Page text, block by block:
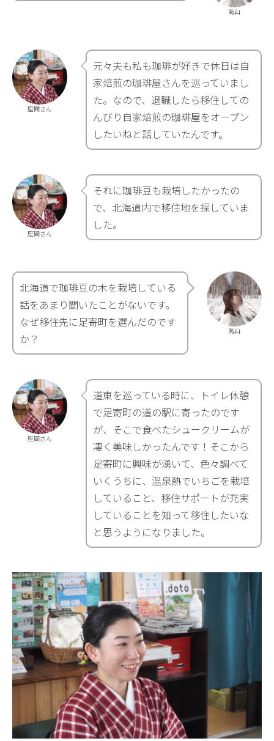
高山
座間さん
元々夫も私も珈琲が好きで休日は自
家焙煎の珈琲屋さんを巡っていまし
た。なので、退職したら移住しての
んびり自家焙煎の珈琲屋をオープン
したいねと話していたんです。
座間さん
それに珈琲豆も栽培したかったの
で、北海道内で移住地を探していま
した。
高山
北海道で珈琲豆の木を栽培している
話をあまり聞いたことがないです。
なぜ移住先に足寄町を選んだのです
か？
座間さん
道東を巡っている時に、トイレ休憩
で足寄町の道の駅に寄ったのです
が、そこで食べたシュークリームが
凄く美味しかったんです！そこから
足寄町に興味が湧いて、色々調べて
いくうちに、温泉熱でいちごを栽培
していること、移住サポートが充実
していることを知って移住したいな
と思うようになりました。